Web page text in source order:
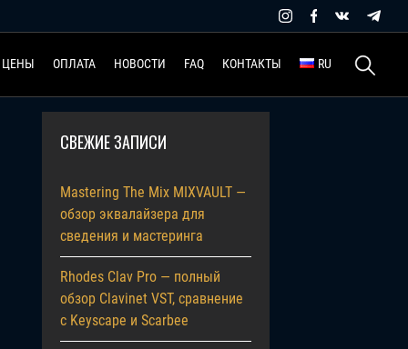
ЦЕНЫ ОПЛАТА НОВОСТИ FAQ КОНТАКТЫ RU Найти:
СВЕЖИЕ ЗАПИСИ
Mastering The Mix MIXVAULT —
обзор эквалайзера для
сведения и мастеринга
Rhodes Clav Pro — полный
обзор Clavinet VST, сравнение
с Keyscape и Scarbee